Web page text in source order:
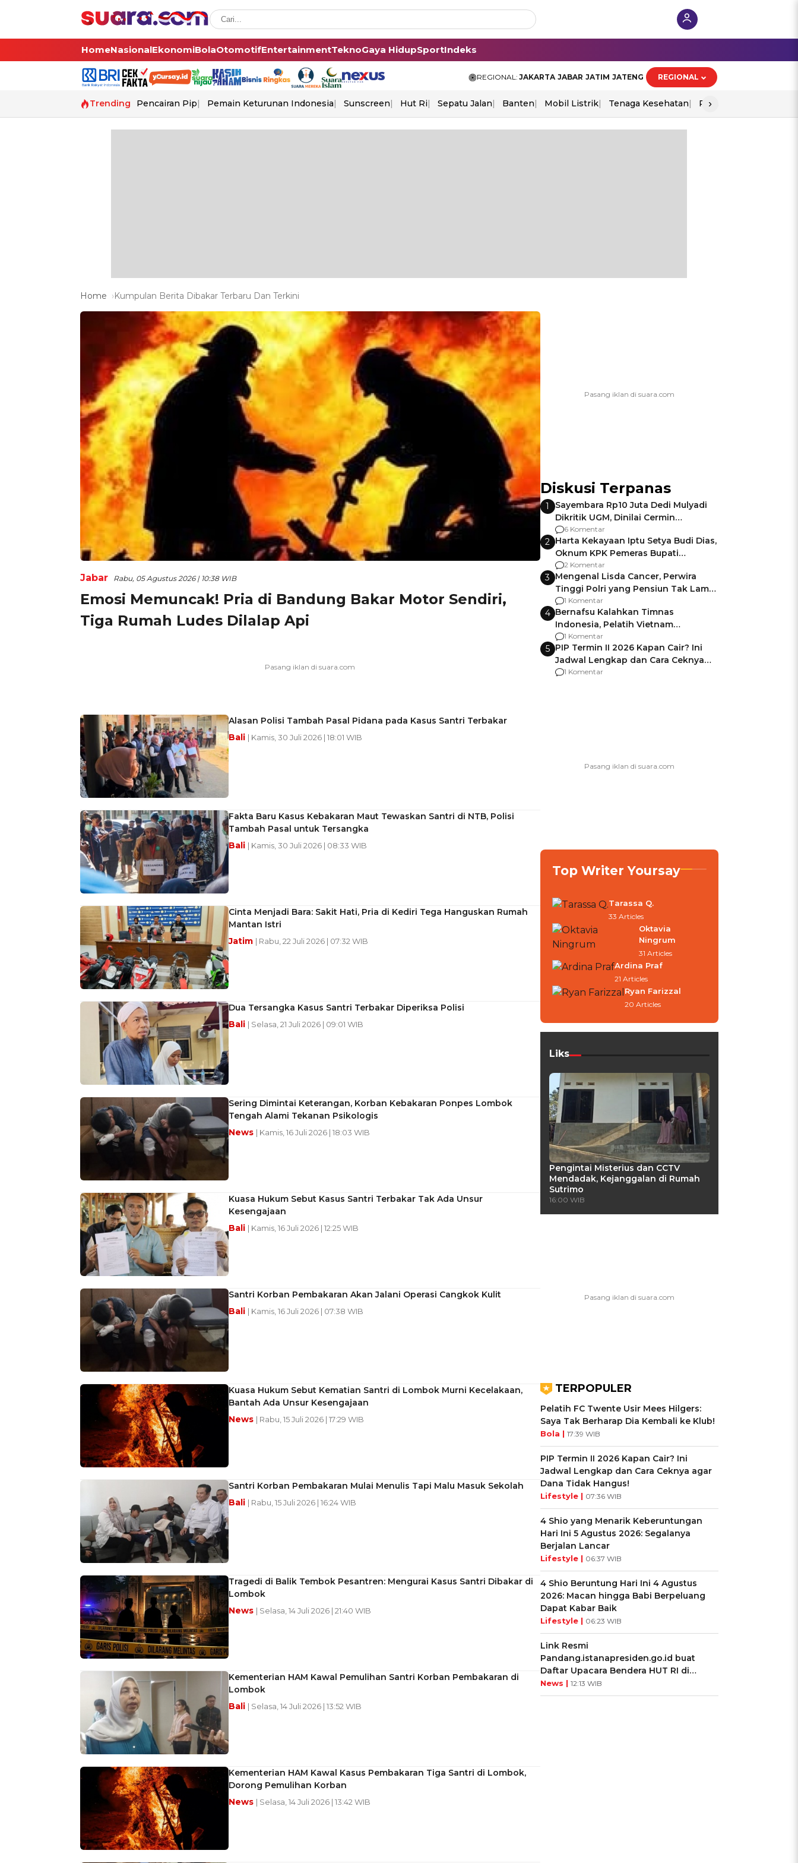
HomeNasionalEkonomiBolaOtomotifEntertainmentTeknoGaya HidupSportIndeks
REGIONAL: JAKARTA JABAR JATIM JATENG REGIONAL
Trending Pencairan Pip Pemain Keturunan Indonesia Sunscreen Hut Ri Sepatu Jalan Banten Mobil Listrik Tenaga Kesehatan Perang As-Iran
›
Home Kumpulan Berita Dibakar Terbaru Dan Terkini
Jabar Rabu, 05 Agustus 2026 | 10:38 WIB
Emosi Memuncak! Pria di Bandung Bakar Motor Sendiri,
Tiga Rumah Ludes Dilalap Api
Alasan Polisi Tambah Pasal Pidana pada Kasus Santri Terbakar
Bali | Kamis, 30 Juli 2026 | 18:01 WIB
Fakta Baru Kasus Kebakaran Maut Tewaskan Santri di NTB, Polisi
Tambah Pasal untuk Tersangka
Bali | Kamis, 30 Juli 2026 | 08:33 WIB
Cinta Menjadi Bara: Sakit Hati, Pria di Kediri Tega Hanguskan Rumah
Mantan Istri
Jatim | Rabu, 22 Juli 2026 | 07:32 WIB
Dua Tersangka Kasus Santri Terbakar Diperiksa Polisi
Bali | Selasa, 21 Juli 2026 | 09:01 WIB
Sering Dimintai Keterangan, Korban Kebakaran Ponpes Lombok
Tengah Alami Tekanan Psikologis
News | Kamis, 16 Juli 2026 | 18:03 WIB
Kuasa Hukum Sebut Kasus Santri Terbakar Tak Ada Unsur
Kesengajaan
Bali | Kamis, 16 Juli 2026 | 12:25 WIB
Santri Korban Pembakaran Akan Jalani Operasi Cangkok Kulit
Bali | Kamis, 16 Juli 2026 | 07:38 WIB
Kuasa Hukum Sebut Kematian Santri di Lombok Murni Kecelakaan,
Bantah Ada Unsur Kesengajaan
News | Rabu, 15 Juli 2026 | 17:29 WIB
Santri Korban Pembakaran Mulai Menulis Tapi Malu Masuk Sekolah
Bali | Rabu, 15 Juli 2026 | 16:24 WIB
Tragedi di Balik Tembok Pesantren: Mengurai Kasus Santri Dibakar di
Lombok
News | Selasa, 14 Juli 2026 | 21:40 WIB
Kementerian HAM Kawal Pemulihan Santri Korban Pembakaran di
Lombok
Bali | Selasa, 14 Juli 2026 | 13:52 WIB
Kementerian HAM Kawal Kasus Pembakaran Tiga Santri di Lombok,
Dorong Pemulihan Korban
News | Selasa, 14 Juli 2026 | 13:42 WIB
Diskusi Terpanas
1
Sayembara Rp10 Juta Dedi Mulyadi
Dikritik UGM, Dinilai Cermin
Gagalnya Negara Jamin Keamanan
6 Komentar
2 Harta Kekayaan Iptu Setya Budi Dias,
Oknum KPK Pemeras Bupati
Pemalang
2 Komentar
3 Mengenal Lisda Cancer, Perwira
Tinggi Polri yang Pensiun Tak Lama
Usai Jadi Brigjen
1 Komentar
4 Bernafsu Kalahkan Timnas
Indonesia, Pelatih Vietnam
Berencana Pakai Jimat di Pakansari
1 Komentar
5 PIP Termin II 2026 Kapan Cair? Ini
Jadwal Lengkap dan Cara Ceknya
agar Dana Tidak Hangus!
1 Komentar
Top Writer Yoursay
Tarassa Q.
33 Articles
Oktavia
Ningrum
31 Articles
Ardina Praf
21 Articles
Ryan Farizzal
20 Articles
Liks
Pengintai Misterius dan CCTV
Mendadak, Kejanggalan di Rumah
Sutrimo
16:00 WIB
TERPOPULER
Pelatih FC Twente Usir Mees Hilgers:
Saya Tak Berharap Dia Kembali ke Klub!
Bola | 17:39 WIB
PIP Termin II 2026 Kapan Cair? Ini
Jadwal Lengkap dan Cara Ceknya agar
Dana Tidak Hangus!
Lifestyle | 07:36 WIB
4 Shio yang Menarik Keberuntungan
Hari Ini 5 Agustus 2026: Segalanya
Berjalan Lancar
Lifestyle | 06:37 WIB
4 Shio Beruntung Hari Ini 4 Agustus
2026: Macan hingga Babi Berpeluang
Dapat Kabar Baik
Lifestyle | 06:23 WIB
Link Resmi
Pandang.istanapresiden.go.id buat
Daftar Upacara Bendera HUT RI di
Istana Negara
News | 12:13 WIB